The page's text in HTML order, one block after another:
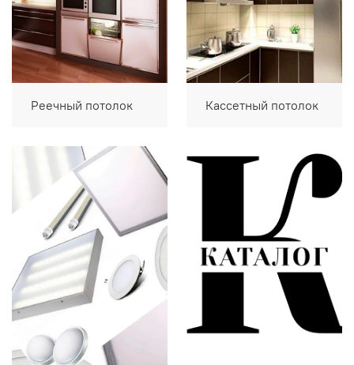
Реечный потолок Кассетный потолок